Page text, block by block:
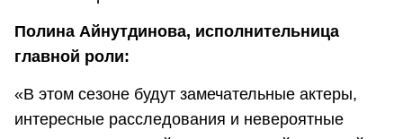
Полина Айнутдинова, исполнительница
главной роли:
«В этом сезоне будут замечательные актеры,
интересные расследования и невероятные